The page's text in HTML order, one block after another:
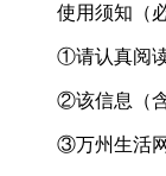
使用须知（
①请认真阅
②该信息（
③万州生活